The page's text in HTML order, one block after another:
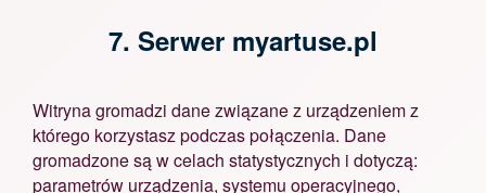
7. Serwer myartuse.pl
Witryna gromadzi dane związane z urządzeniem z
którego korzystasz podczas połączenia. Dane
gromadzone są w celach statystycznych i dotyczą:
parametrów urządzenia, systemu operacyjnego,